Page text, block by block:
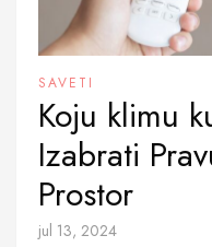
SAVETI
Koju klimu
Izabrati
Prostor
jul 13, 2024